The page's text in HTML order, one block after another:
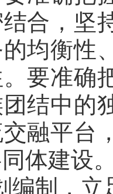
合，坚
均衡性
要准确
结中的
融平台
体建设
编制，